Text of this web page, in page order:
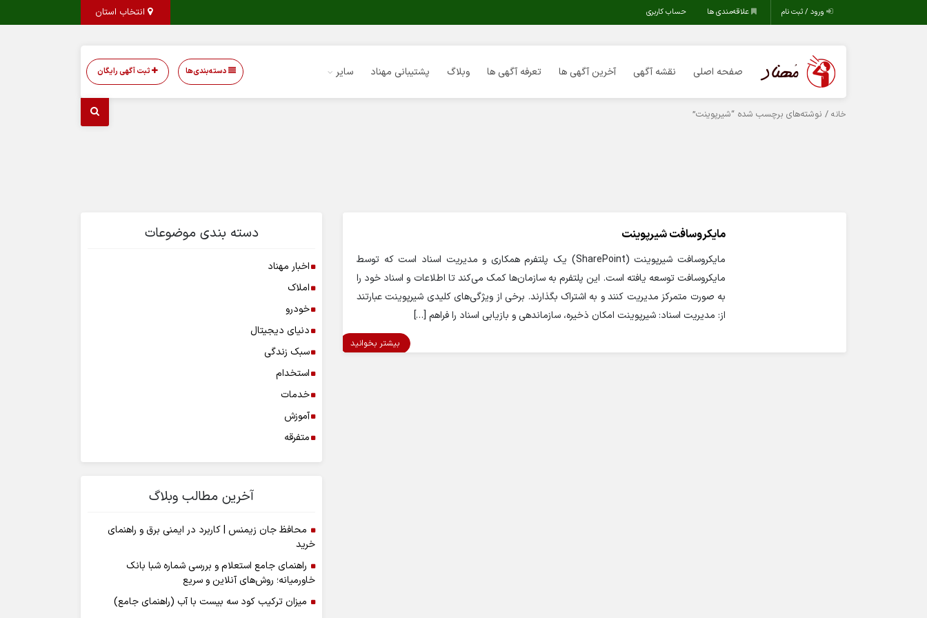
ورود / ثبت نام علاقه‌مندی ها حساب کاربری
صفحه اصلی نقشه آگهی آخرین آگهی ها تعرفه آگهی ها وبلاگ پشتیبانی مهناد سایر دسته‌بندی‌ها ثبت آگهی رایگان
خانه / نوشته‌های برچسب شده “شیرپوینت”
مایکروسافت شیرپوینت
مایکروسافت شیرپوینت (SharePoint) یک پلتفرم همکاری و مدیریت اسناد است که توسط
مایکروسافت توسعه یافته است. این پلتفرم به سازمان‌ها کمک می‌کند تا اطلاعات و اسناد خود را
به صورت متمرکز مدیریت کنند و به اشتراک بگذارند. برخی از ویژگی‌های کلیدی شیرپوینت عبارتند
از: مدیریت اسناد: شیرپوینت امکان ذخیره، سازماندهی و بازیابی اسناد را فراهم […]
بیشتر بخوانید
دسته بندی موضوعات
اخبار مهناد
املاک
خودرو
دنیای دیجیتال
سبک زندگی
استخدام
خدمات
آموزش
متفرقه
آخرین مطالب وبلاگ
محافظ جان زیمنس | کاربرد در ایمنی برق و راهنمای
خرید
راهنمای جامع استعلام و بررسی شماره شبا بانک
خاورمیانه؛ روش‌های آنلاین و سریع
میزان ترکیب کود سه بیست با آب (راهنمای جامع)